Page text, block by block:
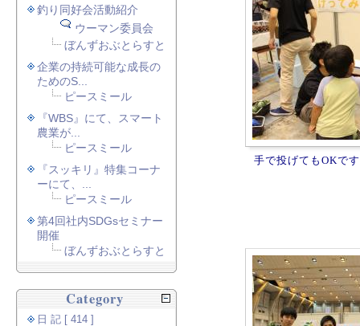
手で投げてもOKです
釣り同好会活動紹介
ウーマン委員会
ぼんずおぶとらすと
企業の持続可能な成長の
ためのS...
ピースミール
『WBS』にて、スマート
農業が...
ピースミール
『スッキリ』特集コーナ
ーにて、...
ピースミール
第4回社内SDGsセミナー
開催
ぼんずおぶとらすと
Category
日 記 [ 414 ]